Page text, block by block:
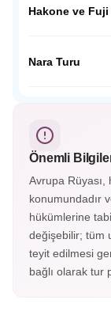
ziyaretimiz
Hakone ve Fuji
gezeceğiz. Fuji
Nara Turu
çevresinde
Önemli
Avrupa Rüyası,
konumundadır
hükümlerine
değişebilir; tüm
teyit edilmesi
bağlı olarak tur